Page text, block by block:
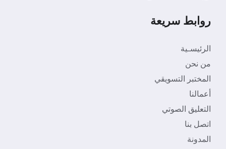
روابط سريعة
الرئيسـية
من نحن
المختبر التسويقي
أعمالنا
التعليق الصوتي
اتصل بنا
المدونة